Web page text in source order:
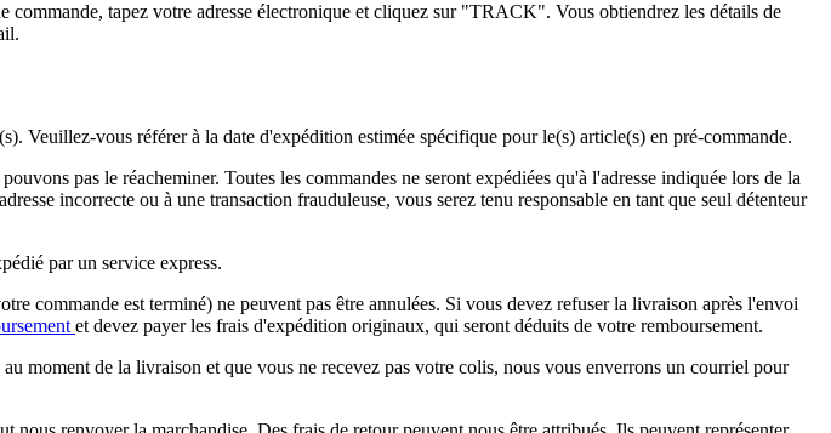
commande, tapez votre adresse électronique et cliquez sur "TRACK". Vous obtiendrez les détails de
Veuillez-vous référer à la date d'expédition estimée spécifique pour le(s) article(s) en pré-commande.
pas le réacheminer. Toutes les commandes ne seront expédiées qu'à l'adresse indiquée lors de la
incorrecte ou à une transaction frauduleuse, vous serez tenu responsable en tant que seul détenteur
par un service express.
commande est terminé) ne peuvent pas être annulées. Si vous devez refuser la livraison après l'envoi
et devez payer les frais d'expédition originaux, qui seront déduits de votre remboursement.
moment de la livraison et que vous ne recevez pas votre colis, nous vous enverrons un courriel pour